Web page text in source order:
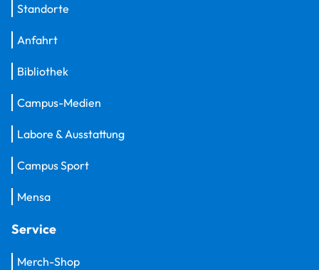
Standorte
Anfahrt
Bibliothek
Campus-Medien
Labore & Ausstattung
Campus Sport
Mensa
Service
Merch-Shop